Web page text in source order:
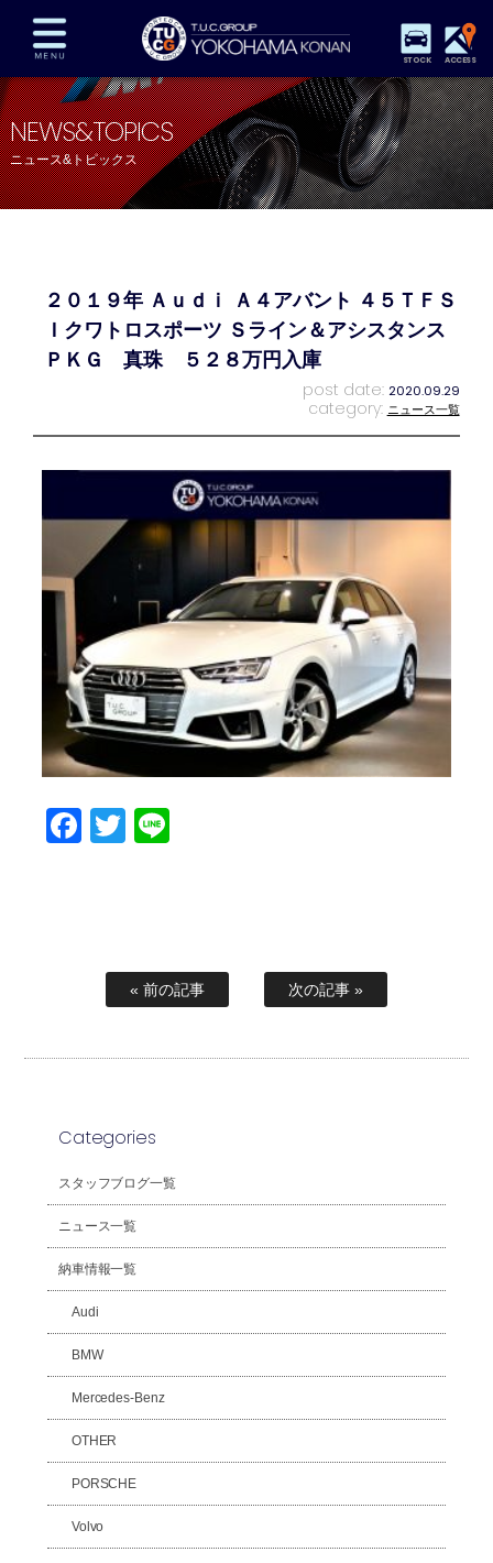
STOCK ACCESS
在庫車両情報 保証&サービス パーツリスト
TUCとは？ 店舗情報 アクセスマップ
全国納車 特別作業 注文販売
プライバシーポリシー スタッフblog 納車blog
NEWS&TOPICS
ニュース&トピックス
２０１９年 Ａｕｄｉ Ａ４アバント ４５ＴＦＳ
Ｉクワトロスポーツ Ｓライン＆アシスタンス
ＰＫＧ 真珠 ５２８万円入庫
post date: 2020.09.29
category: ニュース一覧
Facebook
Twitter
« 前の記事 次の記事 »
Categories
スタッフブログ一覧
ニュース一覧
納車情報一覧
Audi
BMW
Mercedes-Benz
OTHER
PORSCHE
Volvo